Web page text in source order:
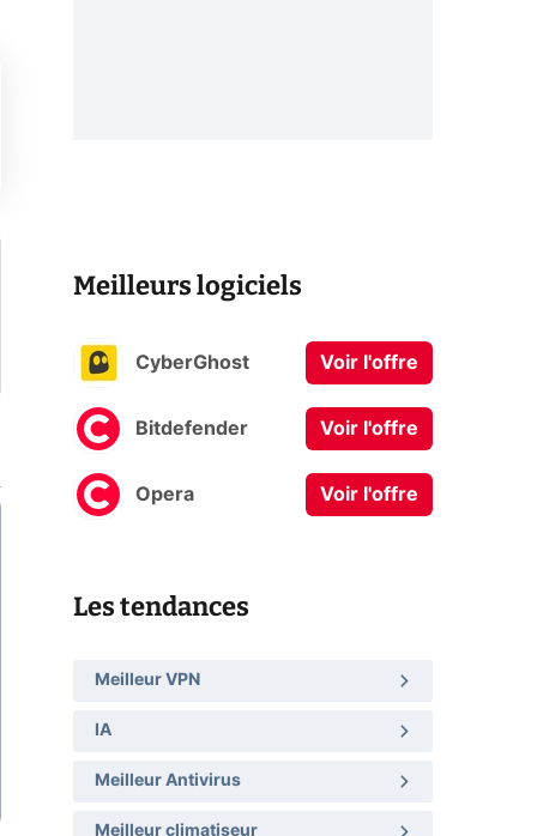
Meilleurs logiciels
CyberGhost Voir l'offre
Bitdefender Voir l'offre
Opera Voir l'offre
Les tendances
Meilleur VPN
IA
Meilleur Antivirus
Meilleur climatiseur